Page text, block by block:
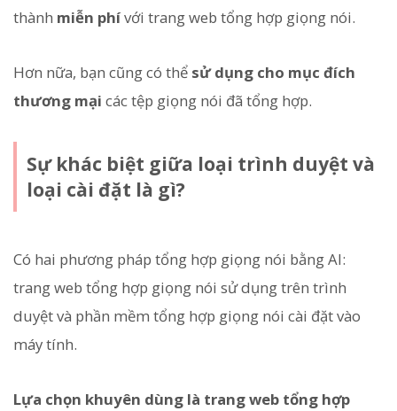
thành miễn phívới trang web tổng hợp giọng nói.
Hơn nữa, bạn cũng có thể sử dụng cho mục đích
thương mại các tệp giọng nói đã tổng hợp.
Sự khác biệt giữa loại trình duyệt và
loại cài đặt là gì?
Có hai phương pháp tổng hợp giọng nói bằng AI:
trang web tổng hợp giọng nói sử dụng trên trình
duyệt và phần mềm tổng hợp giọng nói cài đặt vào
máy tính.
Lựa chọn khuyên dùng là trang web tổng hợp